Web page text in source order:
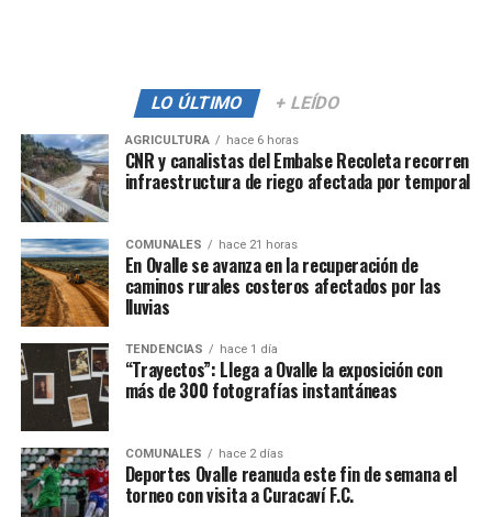
LO ÚLTIMO + LEÍDO
AGRICULTURA hace 6 horas
CNR y canalistas del Embalse Recoleta recorren
infraestructura de riego afectada por temporal
COMUNALES hace 21 horas
En Ovalle se avanza en la recuperación de
caminos rurales costeros afectados por las
lluvias
TENDENCIAS hace 1 día
“Trayectos”: Llega a Ovalle la exposición con
más de 300 fotografías instantáneas
COMUNALES hace 2 días
Deportes Ovalle reanuda este fin de semana el
torneo con visita a Curacaví F.C.